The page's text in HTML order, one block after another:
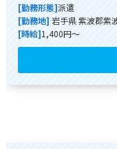
[勤務形態]派遣
[勤務地] 岩手県 紫波郡紫
[時給]1,400円～